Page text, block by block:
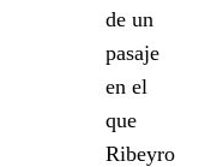
de un
pasaje
en el
que
Ribeyro